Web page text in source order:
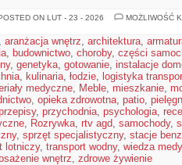
ON LUT - 23 - 2026
MOŻLIWOŚĆ
, aranżacja wnętrz, architektura,
, budownictwo, choroby, części
, genetyka, gotowanie, instalacje
, kulinaria, łodzie, logistyka
medyczne, Meble, mieszkanie,
, opieka zdrowotna, patio,
, przychodnia, psychologia,
, Rozrywka, rtv agd, samochody,
, sprzęt specjalistyczny, stacje
lotniczy, transport wodny, wiedza
wnętrz, zdrowe żywienie